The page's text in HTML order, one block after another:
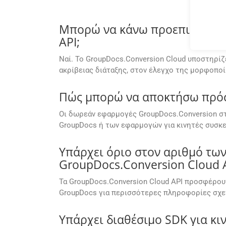
Μπορώ να κάνω
API;
Ναί. Το GroupDocs.Conversion Cloud
ακρίβειας διάταξης, στον έλεγχο της
Πώς μπορώ να αποκτήσω
Οι δωρεάν εφαρμογές GroupDocs.Conversion
GroupDocs ή των εφαρμογών για κινητές
Υπάρχει όριο στον αριθμό
GroupDocs.Conversion Cloud
Τα GroupDocs.Conversion Cloud API
GroupDocs για περισσότερες πληροφορίες
Υπάρχει διαθέσιμο SDK για